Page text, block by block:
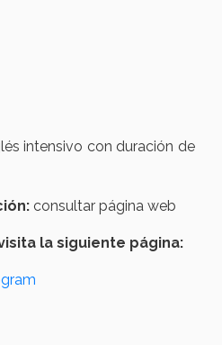
intensivo con duración de
consultar página web
la siguiente página: